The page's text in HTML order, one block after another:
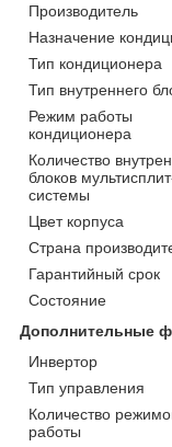
Производитель
Назначение
Тип кондиционера
Тип внутреннего
Режим работы
кондиционера
Количество
блоков
системы
Цвет корпуса
Страна
Гарантийный срок
Состояние
Дополнительные
Инвертор
Тип управления
Количество
работы